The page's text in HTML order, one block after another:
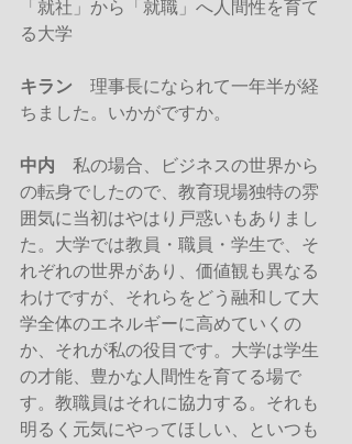
「就社」から「就職」へ人間性を育て
る大学
キラン 理事長になられて一年半が経
ちました。いかがですか。
中内 私の場合、ビジネスの世界から
の転身でしたので、教育現場独特の雰
囲気に当初はやはり戸惑いもありまし
た。大学では教員・職員・学生で、そ
れぞれの世界があり、価値観も異なる
わけですが、それらをどう融和して大
学全体のエネルギーに高めていくの
か、それが私の役目です。大学は学生
の才能、豊かな人間性を育てる場で
す。教職員はそれに協力する。それも
明るく元気にやってほしい、といつも